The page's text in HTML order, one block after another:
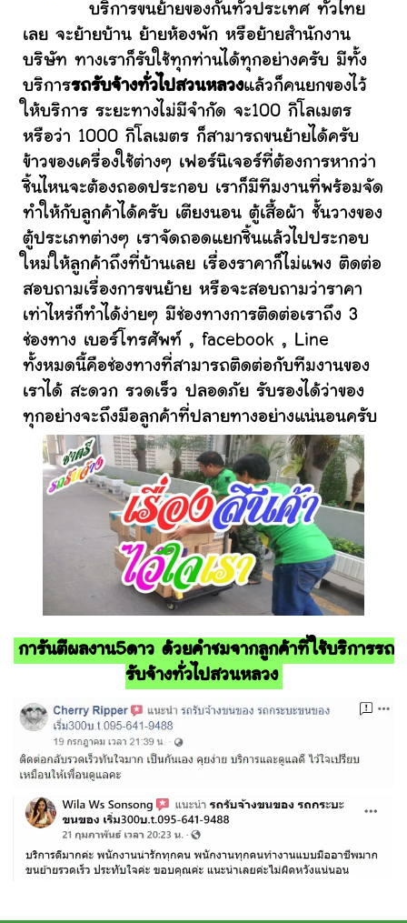
บริการขนย้ายของกันทั่วประเทศ ทั่วไทย
เลย จะย้ายบ้าน ย้ายห้องพัก หรือย้ายสำนักงาน
บริษัท ทางเราก็รับใช้ทุกท่านได้ทุกอย่างครับ มีทั้ง
บริการรถรับจ้างทั่วไปสวนหลวงแล้วก็คนยกของไว้
ให้บริการ ระยะทางไม่มีจำกัด จะ100 กิโลเมตร
หรือว่า 1000 กิโลเมตร ก็สามารถขนย้ายได้ครับ
ข้าวของเครื่องใช้ต่างๆ เฟอร์นิเจอร์ที่ต้องการหากว่า
ชิ้นไหนจะต้องถอดประกอบ เราก็มีทีมงานที่พร้อมจัด
ทำให้กับลูกค้าได้ครับ เตียงนอน ตู้เสื้อผ้า ชั้นวางของ
ตู้ประเภทต่างๆ เราจัดถอดแยกชิ้นแล้วไปประกอบ
ใหม่ให้ลูกค้าถึงที่บ้านเลย เรื่องราคาก็ไม่แพง ติดต่อ
สอบถามเรื่องการขนย้าย หรือจะสอบถามว่าราคา
เท่าไหร่ก็ทำได้ง่ายๆ มีช่องทางการติดต่อเราถึง 3
ช่องทาง เบอร์โทรศัพท์ , facebook , Line
ทั้งหมดนี้คือช่องทางที่สามารถติดต่อกับทีมงานของ
เราได้ สะดวก รวดเร็ว ปลอดภัย รับรองได้ว่าของ
ทุกอย่างจะถึงมือลูกค้าที่ปลายทางอย่างแน่นอนครับ
การันตีผลงาน5ดาว ด้วยคำชมจากลูกค้าที่ใช้บริการรถ
รับจ้างทั่วไปสวนหลวง